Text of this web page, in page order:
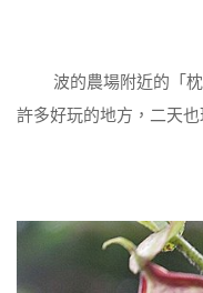
波的農場附近的「枕
許多好玩的地方，二天也